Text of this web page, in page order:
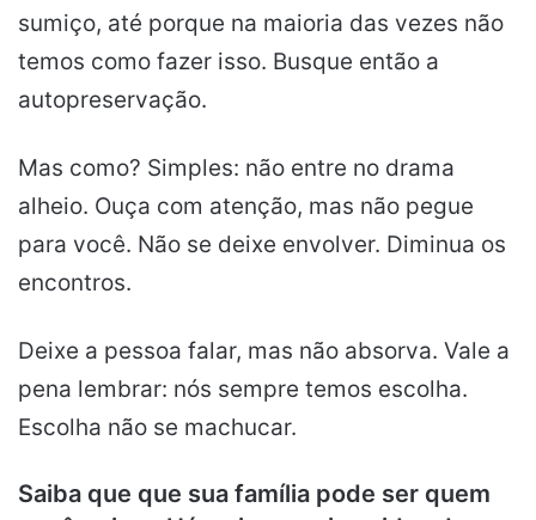
sumiço, até porque na maioria das vezes não
temos como fazer isso. Busque então a
autopreservação.
Mas como? Simples: não entre no drama
alheio. Ouça com atenção, mas não pegue
para você. Não se deixe envolver. Diminua os
encontros.
Deixe a pessoa falar, mas não absorva. Vale a
pena lembrar: nós sempre temos escolha.
Escolha não se machucar.
Saiba que que sua família pode ser quem